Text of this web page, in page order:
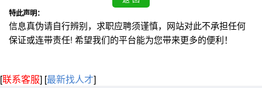
特此声明：
信息真伪请自行辨别，求职应聘须谨慎，网站对此不承担任何
保证或连带责任! 希望我们的平台能为您带来更多的便利！
[联系客服] [最新找人才]